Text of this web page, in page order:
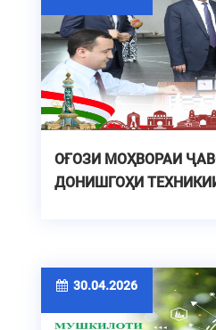
ОҒОЗИ МОҲВОРАИ
ДОНИШГОҲИ
30.04.2026